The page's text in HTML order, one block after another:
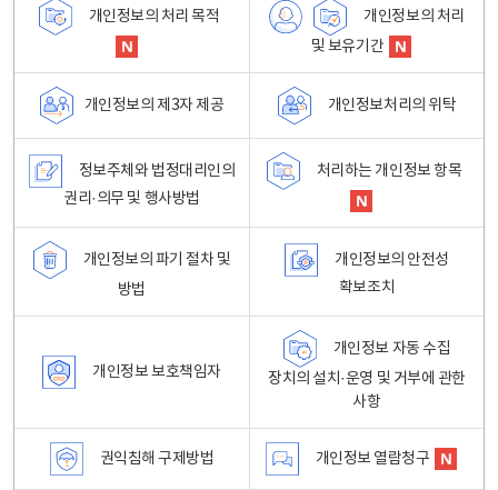
개인정보의 처리 목적
개인정보의 처리
및 보유기간
개인정보의 제3자 제공 개인정보처리의 위탁
정보주체와 법정대리인의
권리·의무 및 행사방법
처리하는 개인정보 항목
개인정보의 파기 절차 및
방법
개인정보의 안전성
확보조치
개인정보 보호책임자
개인정보 자동 수집
장치의 설치·운영 및 거부에 관한
사항
권익침해 구제방법 개인정보 열람청구